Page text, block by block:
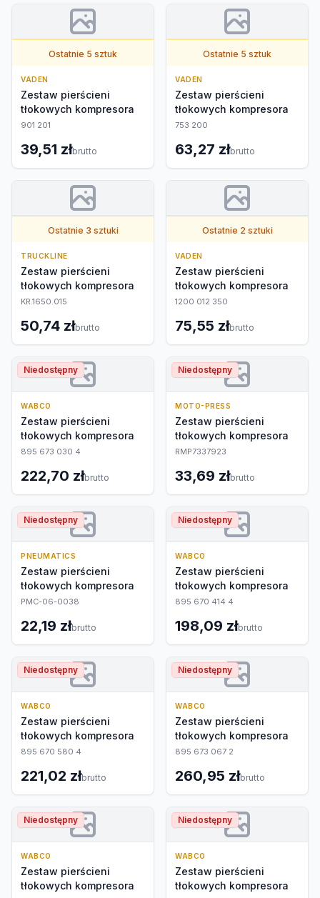
Ostatnie 5 sztuk
VADEN
Zestaw pierścieni
tłokowych kompresora
901 201
39,51 złbrutto
Ostatnie 5 sztuk
VADEN
Zestaw pierścieni
tłokowych kompresora
753 200
63,27 złbrutto
Ostatnie 3 sztuki
TRUCKLINE
Zestaw pierścieni
tłokowych kompresora
KR.1650.015
50,74 złbrutto
Ostatnie 2 sztuki
VADEN
Zestaw pierścieni
tłokowych kompresora
1200 012 350
75,55 złbrutto
Niedostępny
WABCO
Zestaw pierścieni
tłokowych kompresora
895 673 030 4
222,70 złbrutto
Niedostępny
MOTO-PRESS
Zestaw pierścieni
tłokowych kompresora
RMP7337923
33,69 złbrutto
Niedostępny
PNEUMATICS
Zestaw pierścieni
tłokowych kompresora
PMC-06-0038
22,19 złbrutto
Niedostępny
WABCO
Zestaw pierścieni
tłokowych kompresora
895 670 414 4
198,09 złbrutto
Niedostępny
WABCO
Zestaw pierścieni
tłokowych kompresora
895 670 580 4
221,02 złbrutto
Niedostępny
WABCO
Zestaw pierścieni
tłokowych kompresora
895 673 067 2
260,95 złbrutto
Niedostępny
WABCO
Zestaw pierścieni
tłokowych kompresora
Niedostępny
WABCO
Zestaw pierścieni
tłokowych kompresora